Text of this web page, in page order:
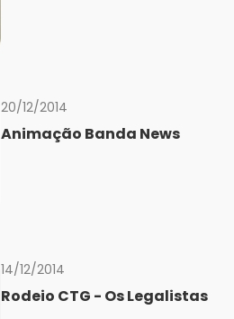
20/12/2014
Animação Banda News
14/12/2014
Rodeio CTG - Os Legalistas